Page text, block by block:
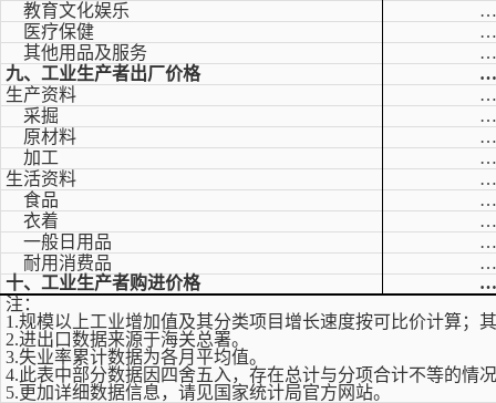
教育文化娱乐
…
医疗保健
…
其他用品及服务
…
九、工业生产者出厂价格
…
生产资料
…
采掘
…
原材料
…
加工
…
生活资料
…
食品
…
衣着
…
一般日用品
…
耐用消费品
…
十、工业生产者购进价格
…
注：
1.规模以上工业增加值及其分类项目增长速度按可比价计算；
2.进出口数据来源于海关总署。
3.失业率累计数据为各月平均值。
4.此表中部分数据因四舍五入，存在总计与分项合计不等的情
5.更加详细数据信息，请见国家统计局官方网站。